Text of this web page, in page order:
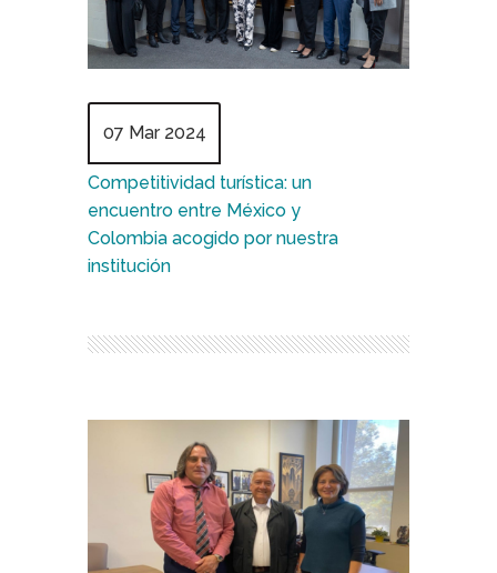
07 Mar 2024
Competitividad turística: un
encuentro entre México y
Colombia acogido por nuestra
institución